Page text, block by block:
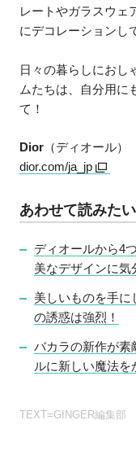
レートやガラスウェ
にデコレーションし
日々の暮らしにおし
ムたちは、自分用に
て！
Dior （ディオール）
dior.com/ja_jp
あわせて読みたい
ディオールから4
美なデザインに気
美しいものを手に
の誘惑は強烈！
バカラの新作が素
ルに新しい魔法を
TEXT=GINGER編集部